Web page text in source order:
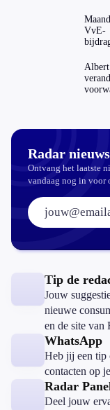
VvE-
dat
op je
Radar
Ontvang het laatste
vandaag nog in voor
E-mailadres:
Tip de
Jouw
nieuwe
en de site van
WhatsApp
Heb jij een tip
contacten op
Radar
Deel jouw